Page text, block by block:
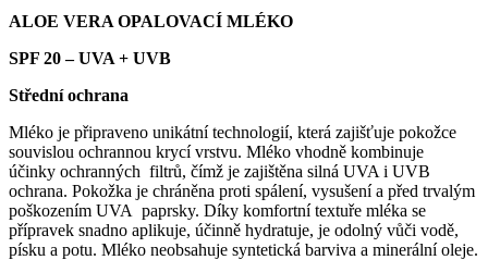
ALOE VERA OPALOVACÍ MLÉKO
SPF 20 – UVA + UVB
Střední ochrana
Mléko je připraveno unikátní technologií, která zajišťuje pokožce
souvislou ochrannou krycí vrstvu. Mléko vhodně kombinuje
účinky ochranných filtrů, čímž je zajištěna silná UVA i UVB
ochrana. Pokožka je chráněna proti spálení, vysušení a před trvalým
poškozením UVA paprsky. Díky komfortní textuře mléka se
přípravek snadno aplikuje, účinně hydratuje, je odolný vůči vodě,
písku a potu. Mléko neobsahuje syntetická barviva a minerální oleje.